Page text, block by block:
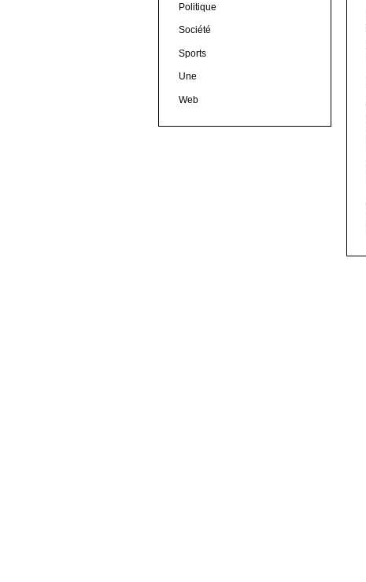
Politique
Société
Sports
Une
Web